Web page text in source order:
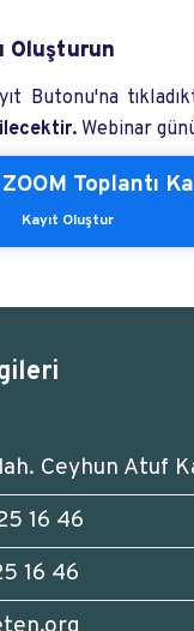
Oluşturun
Butonu'na
Webinar
Toplantı
Kayıt Oluştur
Ceyhun Atuf
16 46
16 46